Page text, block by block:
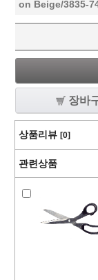
on Beige/3835-
장바
상품리뷰 [0]
관련상품